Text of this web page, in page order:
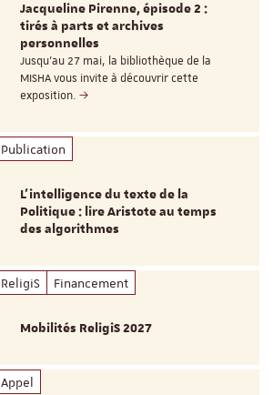
Jacqueline Pirenne, épisode 2 :
tirés à parts et archives
personnelles
Jusqu’au 27 mai, la bibliothèque de la
MISHA vous invite à découvrir cette
exposition.
Publication
L’intelligence du texte de la
Politique : lire Aristote au temps
des algorithmes
ReligiS Financement
Mobilités ReligiS 2027
Appel